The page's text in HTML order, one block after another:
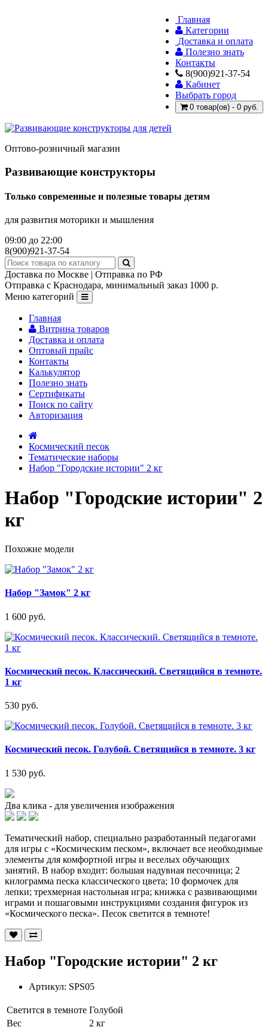
Главная
Категории
Доставка и оплата
Полезно знать
Контакты
8(900)921-37-54
Кабинет
Выбрать город
0 товар(ов) - 0 руб.
Оптово-розничный магазин
Развивающие конструкторы
Только современные и полезные товары детям
для развития моторики и мышления
09:00 до 22:00
8(900)921-37-54
Доставка по Москве | Отправка по РФ
Отправка с Краснодара, минимальный заказ 1000 р.
Меню категорий
Главная
Витрина товаров
Доставка и оплата
Оптовый прайс
Контакты
Калькулятор
Полезно знать
Сертификаты
Поиск по сайту
Авторизация
Космический песок
Тематические наборы
Набор "Городские истории" 2 кг
Набор "Городские истории" 2
кг
Похожие модели
Набор "Замок" 2 кг
1 600 руб.
Космический песок. Классический. Светящийся в темноте.
1 кг
530 руб.
Космический песок. Голубой. Светящийся в темноте. 3 кг
1 530 руб.
Два клика - для увеличения изображения
Тематический набор, специально разработанный педагогами
для игры с «Космическим песком», включает все необходимые
элементы для комфортной игры и веселых обучающих
занятий. В набор входит: большая надувная песочница; 2
килограмма песка классического цвета; 10 формочек для
лепки; трехмерная настольная игра; книжка с развивающими
играми и пошаговыми инструкциями создания фигурок из
«Космического песка». Песок светится в темноте!
Набор "Городские истории" 2 кг
Артикул: SPS05
Светится в темноте Голубой
Вес
2 кг